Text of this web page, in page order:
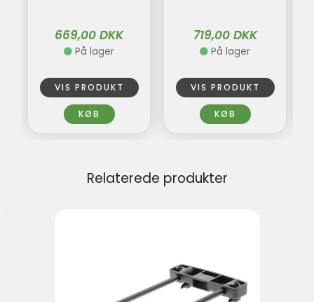
669,00 DKK
På lager
VIS PRODUKT
KØB
719,00 DKK
På lager
VIS PRODUKT
KØB
Relaterede produkter